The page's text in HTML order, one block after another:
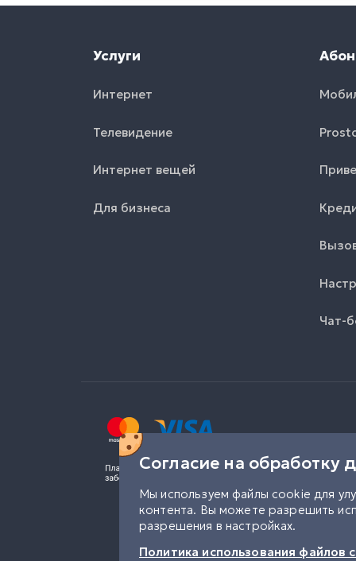
Услуги
Интернет
Телевидение
Интернет вещей
Для бизнеса
Чат-
Согласие на обработку
Мы используем файлы cookie для
контента. Вы можете разрешить
разрешения в настройках.
Политика использования файлов